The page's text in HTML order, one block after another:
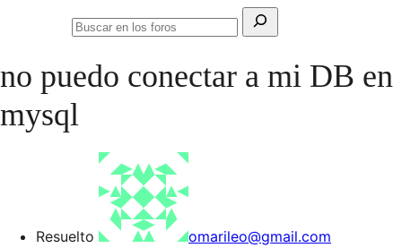
Buscar:
Buscar
no puedo conectar a mi DB en
mysql
Resuelto omarileo@gmail.com